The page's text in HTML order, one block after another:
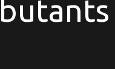
débutant